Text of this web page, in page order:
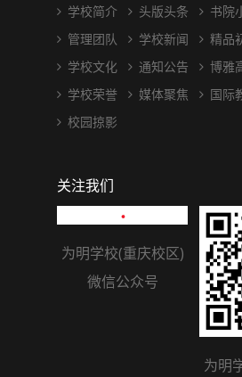
学校简介
管理团队
学校文化
学校荣誉
校园掠影
头版头条
学校新闻
通知公告
媒体聚焦
书院
精品
博雅
国际
关注我们
为明